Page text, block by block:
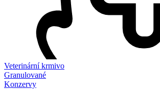
Veterinární krmivo
Granulované
Konzervy